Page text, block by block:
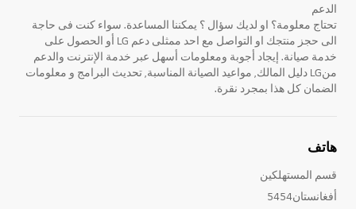
الدعم
تحتاج معلومة؟ او لديك سؤال ؟ يمكننا المساعدة. سواء كنت فى حاجة
الى حجز منتجك او التواصل مع احد ممثلى دعم LG أو الحصول على
خدمة صيانة. إيجاد أجوبة ومعلومات أسهل عبر خدمة الإنترنت والدعم
منLG دليل المالك, مواعيد الصيانة المناسبة, تحديث البرامج و معلومات
الضمان كل هذا بمجرد نقرة.
هاتف
قسم المستهلكين
أفغانستان5454